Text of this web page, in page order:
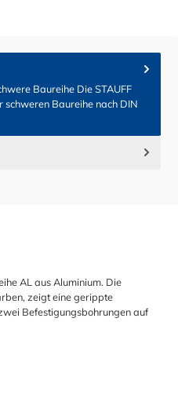
Baureihe Die STAUFF
Baureihe nach DIN